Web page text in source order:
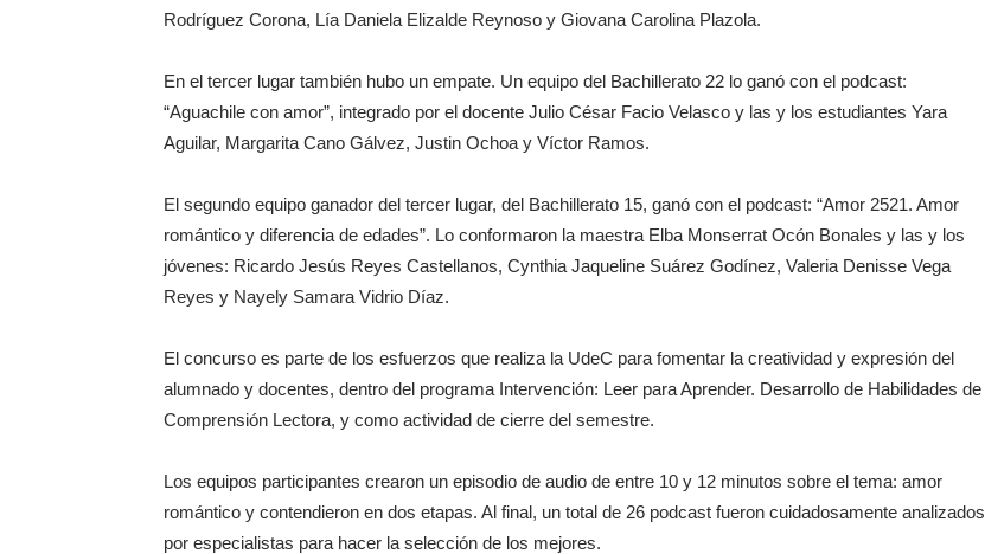
Rodríguez Corona, Lía Daniela Elizalde Reynoso y Giovana Carolina Plazola.
En el tercer lugar también hubo un empate. Un equipo del Bachillerato 22 lo ganó con el podcast:
“Aguachile con amor”, integrado por el docente Julio César Facio Velasco y las y los estudiantes Yara
Aguilar, Margarita Cano Gálvez, Justin Ochoa y Víctor Ramos.
El segundo equipo ganador del tercer lugar, del Bachillerato 15, ganó con el podcast: “Amor 2521. Amor
romántico y diferencia de edades”. Lo conformaron la maestra Elba Monserrat Ocón Bonales y las y los
jóvenes: Ricardo Jesús Reyes Castellanos, Cynthia Jaqueline Suárez Godínez, Valeria Denisse Vega
Reyes y Nayely Samara Vidrio Díaz.
El concurso es parte de los esfuerzos que realiza la UdeC para fomentar la creatividad y expresión del
alumnado y docentes, dentro del programa Intervención: Leer para Aprender. Desarrollo de Habilidades de
Comprensión Lectora, y como actividad de cierre del semestre.
Los equipos participantes crearon un episodio de audio de entre 10 y 12 minutos sobre el tema: amor
romántico y contendieron en dos etapas. Al final, un total de 26 podcast fueron cuidadosamente analizados
por especialistas para hacer la selección de los mejores.